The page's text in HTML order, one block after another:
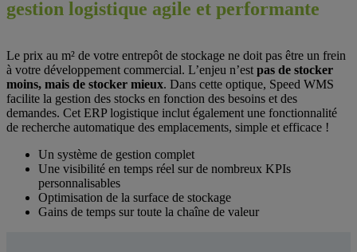
gestion logistique agile et performante
Le prix au m² de votre entrepôt de stockage ne doit pas être un frein
à votre développement commercial. L’enjeu n’est pas de stocker
moins, mais de stocker mieux. Dans cette optique, Speed WMS
facilite la gestion des stocks en fonction des besoins et des
demandes. Cet ERP logistique inclut également une fonctionnalité
de recherche automatique des emplacements, simple et efficace !
Un système de gestion complet
Une visibilité en temps réel sur de nombreux KPIs
personnalisables
Optimisation de la surface de stockage
Gains de temps sur toute la chaîne de valeur